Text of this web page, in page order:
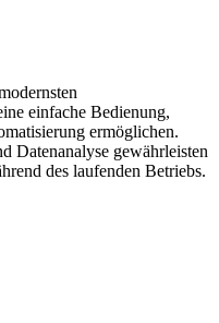
einfache Bedienung,
ermöglichen.
Datenanalyse gewährleisten
des laufenden Betriebs.